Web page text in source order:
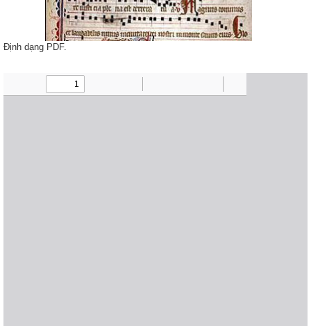
Định dạng PDF.